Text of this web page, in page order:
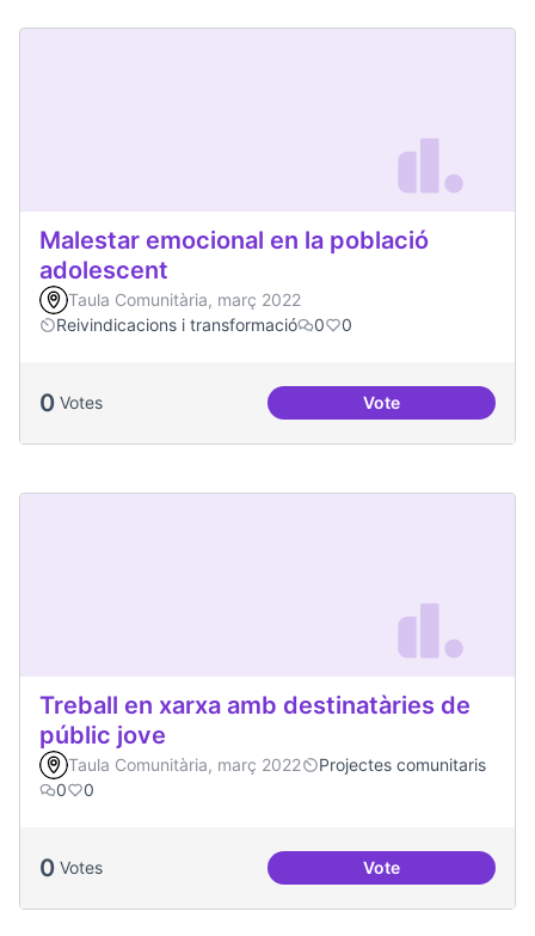
Malestar emocional en la població
adolescent
Taula Comunitària, març 2022
Reivindicacions i transformació
0 0
0 Votes VoteMalestar
Treball en xarxa amb destinatàries de
públic jove
Taula Comunitària, març 2022
Projectes comunitaris
0
0
0 Votes VoteTreball en xarxa